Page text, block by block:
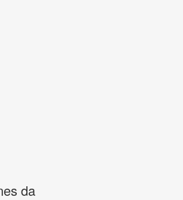
da